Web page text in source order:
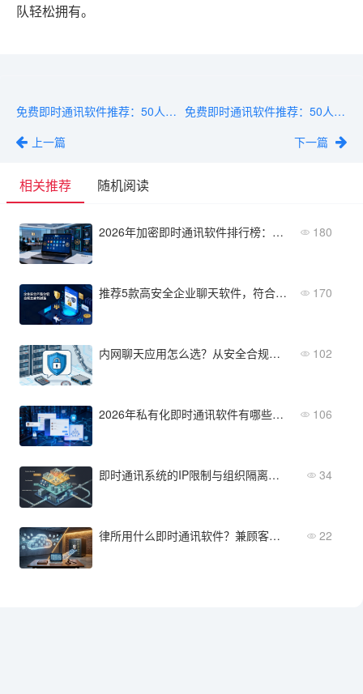
队轻松拥有。
免费即时通讯软件推荐：50人以下团队零成本部署方案
上一篇
免费即时通讯软件推荐：50人以下团队零成本起步方案
下一篇
相关推荐 随机阅读
2026年加密即时通讯软件排行榜：适合政企高保密场景 180
推荐5款高安全企业聊天软件，符合等保三级要求 170
内网聊天应用怎么选？从安全合规到部署成本的完整评估 102
2026年私有化即时通讯软件有哪些？从功能到部署全维度对比 106
即时通讯系统的IP限制与组织隔离，多层级安全怎么管 34
律所用什么即时通讯软件？兼顾客户信息安全与案件协同效率 22